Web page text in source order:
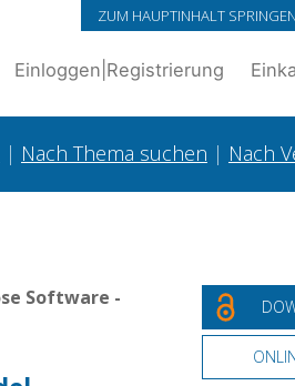
ZUM HAUPTINHALT SPRINGEN
Einloggen Registrierung
| Nach Thema suchen | Nach
Software -